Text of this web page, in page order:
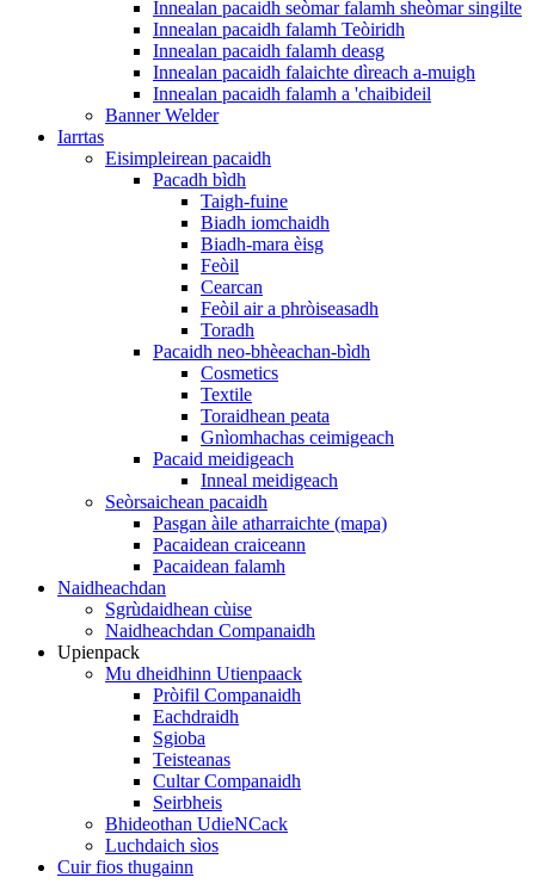
Innealan pacaidh seòmar falamh sheòmar singilte
Innealan pacaidh falamh Teòiridh
Innealan pacaidh falamh deasg
Innealan pacaidh falaichte dìreach a-muigh
Innealan pacaidh falamh a 'chaibideil
Banner Welder
Iarrtas
Eisimpleirean pacaidh
Pacadh bìdh
Taigh-fuine
Biadh iomchaidh
Biadh-mara èisg
Feòil
Cearcan
Feòil air a phròiseasadh
Toradh
Pacaidh neo-bhèeachan-bìdh
Cosmetics
Textile
Toraidhean peata
Gnìomhachas ceimigeach
Pacaid meidigeach
Inneal meidigeach
Seòrsaichean pacaidh
Pasgan àile atharraichte (mapa)
Pacaidean craiceann
Pacaidean falamh
Naidheachdan
Sgrùdaidhean cùise
Naidheachdan Companaidh
Upienpack
Mu dheidhinn Utienpaack
Pròifil Companaidh
Eachdraidh
Sgioba
Teisteanas
Cultar Companaidh
Seirbheis
Bhideothan UdieNCack
Luchdaich sìos
Cuir fios thugainn